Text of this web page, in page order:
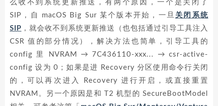
么收不到系统更新推送，有两个原因，一个是关闭了
SIP，自 macOS Big Sur 某个版本开始，一旦 关闭系统
SIP ，就会收不到系统更新推送（也包括通过引导工具注入
CSR 值的部分情况），解决方法也简单，引导工具的
config 里 NVRAM → 7C436110-xxx... → csr-active-
config 设为 0；如果是进 Recovery 分区使用命令行关闭
的，可以再次进入 Recovery 进行开启，或直接重置
NVRAM。另一个原因是和 T2 机型的 SecureBootModel